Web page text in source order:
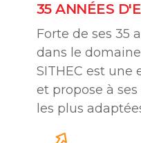
35 ANNÉES
Forte de ses 35
dans le
SITHEC est une
et propose à
les plus